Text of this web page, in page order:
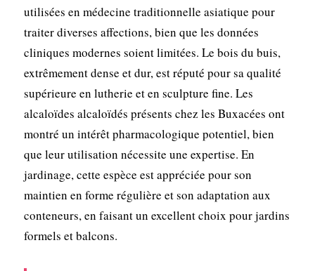
utilisées en médecine traditionnelle asiatique pour
traiter diverses affections, bien que les données
cliniques modernes soient limitées. Le bois du buis,
extrêmement dense et dur, est réputé pour sa qualité
supérieure en lutherie et en sculpture fine. Les
alcaloïdes alcaloïdés présents chez les Buxacées ont
montré un intérêt pharmacologique potentiel, bien
que leur utilisation nécessite une expertise. En
jardinage, cette espèce est appréciée pour son
maintien en forme régulière et son adaptation aux
conteneurs, en faisant un excellent choix pour jardins
formels et balcons.